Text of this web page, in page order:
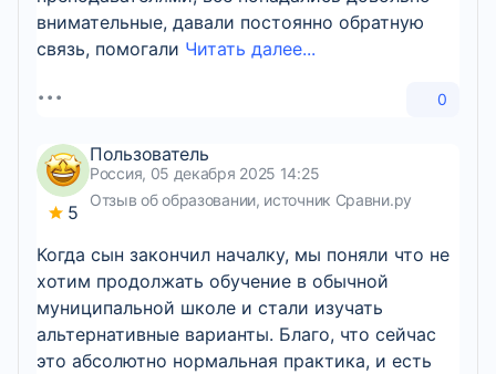
внимательные, давали постоянно обратную
связь, помогали Читать далее...
0
5
Пользователь
Россия, 05 декабря 2025 14:25
Отзыв об образовании, источник Сравни.ру
Когда сын закончил началку, мы поняли что не
хотим продолжать обучение в обычной
муниципальной школе и стали изучать
альтернативные варианты. Благо, что сейчас
это абсолютно нормальная практика, и есть